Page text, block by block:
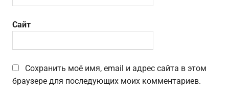
Сайт
Сохранить моё имя, email и адрес сайта в этом
браузере для последующих моих комментариев.